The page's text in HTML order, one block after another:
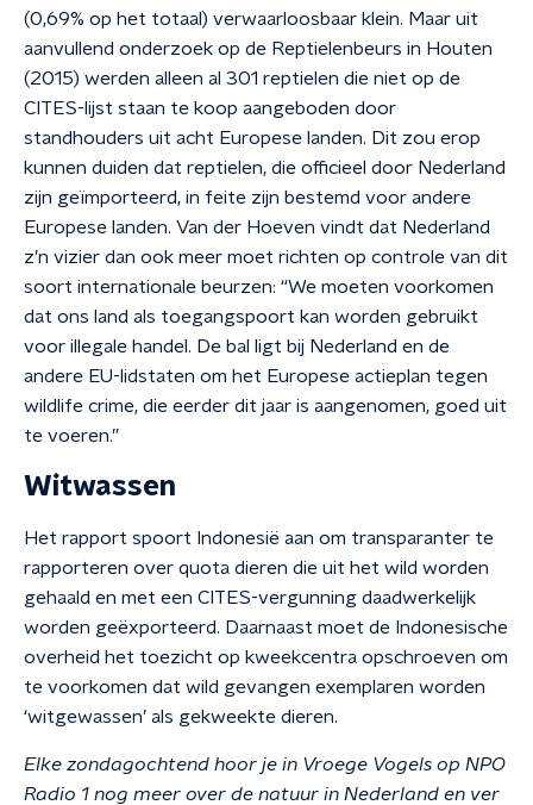
(0,69% op het totaal) verwaarloosbaar klein. Maar uit
aanvullend onderzoek op de Reptielenbeurs in Houten
(2015) werden alleen al 301 reptielen die niet op de
CITES-lijst staan te koop aangeboden door
standhouders uit acht Europese landen. Dit zou erop
kunnen duiden dat reptielen, die officieel door Nederland
zijn geïmporteerd, in feite zijn bestemd voor andere
Europese landen. Van der Hoeven vindt dat Nederland
z’n vizier dan ook meer moet richten op controle van dit
soort internationale beurzen: “We moeten voorkomen
dat ons land als toegangspoort kan worden gebruikt
voor illegale handel. De bal ligt bij Nederland en de
andere EU-lidstaten om het Europese actieplan tegen
wildlife crime, die eerder dit jaar is aangenomen, goed uit
te voeren.”
Witwassen
Het rapport spoort Indonesië aan om transparanter te
rapporteren over quota dieren die uit het wild worden
gehaald en met een CITES-vergunning daadwerkelijk
worden geëxporteerd. Daarnaast moet de Indonesische
overheid het toezicht op kweekcentra opschroeven om
te voorkomen dat wild gevangen exemplaren worden
‘witgewassen’ als gekweekte dieren.
Elke zondagochtend hoor je in Vroege Vogels op NPO
Radio 1 nog meer over de natuur in Nederland en ver